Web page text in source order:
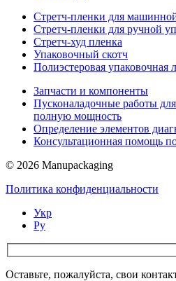
Стретч-пленки для
Стретч-пленки для ручной
Стретч-худ пленка
Упаковочный скотч
Полиэстеровая упаковочная
Запчасти и компоненты
Пусконаладочные работы
полную мощность
Определение элементов
Консультационная помощь
© 2026 Manupackaging
Политика конфиденциальности
Укр
Ру
Оставьте, пожалуйста, свои